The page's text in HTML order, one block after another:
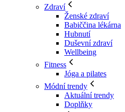
Zdraví
Ženské zdraví
Babiččina lékárna
Hubnutí
Duševní zdraví
Wellbeing
Fitness
Jóga a pilates
Módní trendy
Aktuální trendy
Doplňky